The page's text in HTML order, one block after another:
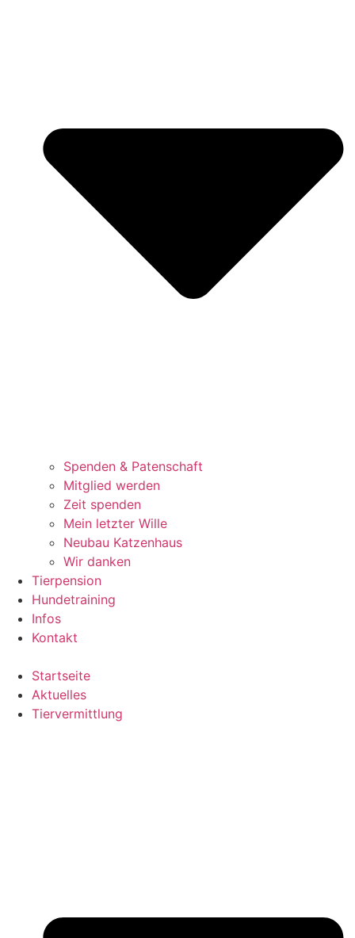
Spenden & Patenschaft
Mitglied werden
Zeit spenden
Mein letzter Wille
Neubau Katzenhaus
Wir danken
Tierpension
Hundetraining
Infos
Kontakt
Startseite
Aktuelles
Tiervermittlung